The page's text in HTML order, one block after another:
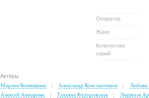
Оператор
Жанр
Количество
серий
Актёры
Марина Коняшкина
Александр Константинов
Любава
Алексей Анищенко
Татьяна Федоровская
Людмила